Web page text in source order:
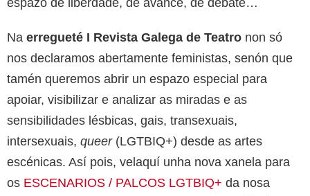
espazo de liberdade, de avance, de debate…
Na erregueté I Revista Galega de Teatro non só
nos declaramos abertamente feministas, senón que
tamén queremos abrir un espazo especial para
apoiar, visibilizar e analizar as miradas e as
sensibilidades lésbicas, gais, transexuais,
intersexuais, queer(LGTBIQ+) desde as artes
escénicas. Así pois, velaquí unha nova xanela para
os ESCENARIOS / PALCOS LGTBIQ+ da nosa